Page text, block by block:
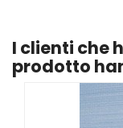
I clienti che
prodotto